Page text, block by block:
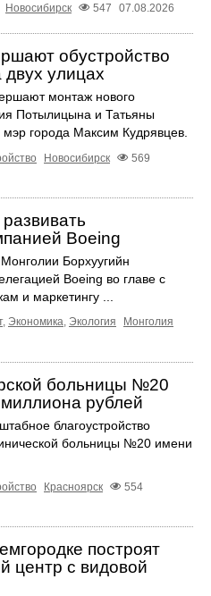
Новосибирск 547 07.08.2026
обустройство
улицах
монтаж нового
Потылицына и Татьяны
города Максим Кудрявцев.
Новосибирск
569
Boeing
Борхуугийн
Boeing во главе с
и маркетингу ...
, Экономика, Экология
Монголия
больницы №20
миллиона рублей
благоустройство
больницы №20 имени
Красноярск
554
построят
центр с видовой